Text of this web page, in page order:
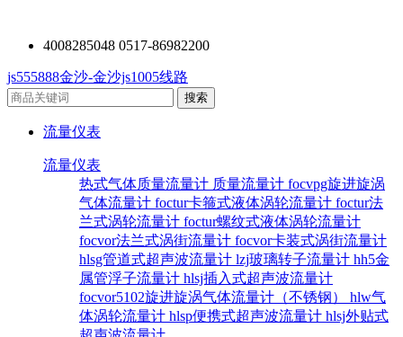
4008285048 0517-86982200
js555888金沙-金沙js1005线路
流量仪表
流量仪表
热式气体质量流量计 质量流量计 focvpg旋进旋涡
气体流量计 foctur卡箍式液体涡轮流量计 foctur法
兰式涡轮流量计 foctur螺纹式液体涡轮流量计
focvor法兰式涡街流量计 focvor卡装式涡街流量计
hlsg管道式超声波流量计 lzj玻璃转子流量计 hh5金
属管浮子流量计 hlsj插入式超声波流量计
focvor5102旋进旋涡气体流量计（不锈钢） hlw气
体涡轮流量计 hlsp便携式超声波流量计 hlsj外贴式